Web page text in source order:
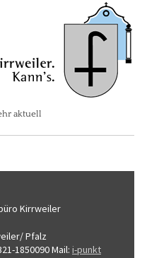
aktuell
Kirrweiler
Pfalz
1850090Mail: i-punkt